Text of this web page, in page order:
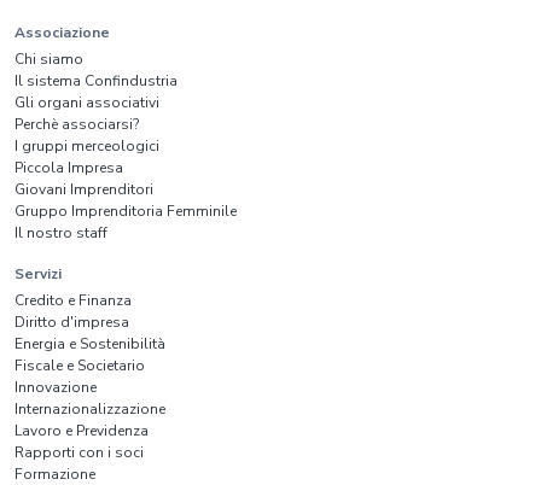
Associazione
Chi siamo
Il sistema Confindustria
Gli organi associativi
Perchè associarsi?
I gruppi merceologici
Piccola Impresa
Giovani Imprenditori
Gruppo Imprenditoria Femminile
Il nostro staff
Servizi
Credito e Finanza
Diritto d'impresa
Energia e Sostenibilità
Fiscale e Societario
Innovazione
Internazionalizzazione
Lavoro e Previdenza
Rapporti con i soci
Formazione